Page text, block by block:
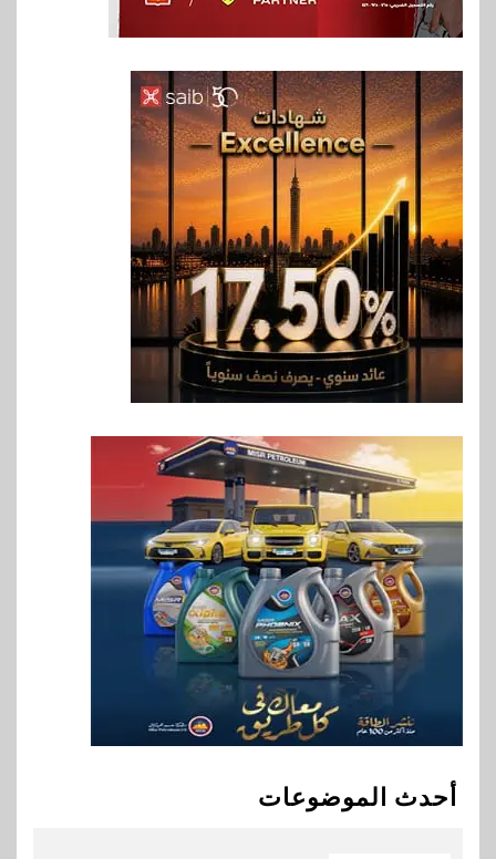
أحدث الموضوعات
6
اقتصاد
ارتفاع أسعار النفط مع تصاعد
المخاوف بشأن مستقبل الملاحة
في مضيق هرمز
7 بنوك
البنك الزراعي يكرم موظفيه
المتميزين بعد تحقيق نتائج قياسية
بالقروض الشخصية خلال الربع
الأول 2026
8
يورو صافي ربح في النصف الأول
2026
9
اخبار
غرفة القاهرة تنظم ندوة إلكترونية
لدعم الصادرات وتحقيق
مستهدفات رؤية مصر 2030
بنوك
العالمي للشباب ويقدم العديد من
العروض المجانية